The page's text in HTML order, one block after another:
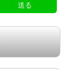
送る